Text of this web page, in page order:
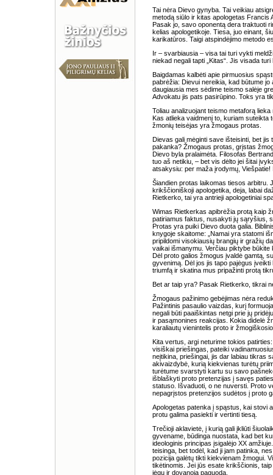
Tai nėra Dievo gynyba. Tai veikiau
metodą siūlo ir kitas apologetas Francis
Pasak jo, savo oponentą dera traktuoti
kelias apologetikoje. Tiesa, juo einant,
karikatūros. Taigi atspindėjimo metodo
Ir – svarbiausia – visa tai turi vykti
niekad negali tapti „Kitas“. Jis visada turi
Baigdamas kalbėti apie pirmuosius
pabrėžia: Dievui nereikia, kad būtume
daugiausia mes sėdime teismo salėje
Advokatu jis pats pasirūpino. Toks yra
Toliau analizuojant teismo metaforą
Kas atlieka vaidmenį to, kuriam suteikta
žmonių teisėjas yra žmogaus protas.
Dievas gali mėginti save išteisinti, bet
pakanka? Žmogaus protas, grįstas
Dievo byla pralaimėta. Filosofas
tuo aš netikiu, – bet vis dėlto jei šitai
atsakysiu: per maža įrodymų, Viešpatie!
Šiandien protas laikomas tiesos arbitru.
krikščioniškoji apologetika, deja, labai
Rietkerko, tai yra antrieji apologetiniai
Wimas Rietkerkas apibrėžia protą kaip
patiriamus faktus, nusakyti jų sąryšius,
Protas yra puiki Dievo duota galia.
knygoje skaitome: „Namai yra statomi
pripildomi visokiausių brangių ir gražių
vaikai išmanymu. Verčiau piktybe
Dėl proto galios žmogus įvaldė gamtą,
gyvenimą. Dėl jos jis tapo pajėgus
triumfą ir skatina mus pripažinti protą
Bet ar taip yra? Pasak Rietkerko, tikrai
Žmogaus pažinimo gebėjimas nėra
Pažintinis pasaulio vaizdas, kurį
negali būti paaiškintas netgi prie jų
ir pasąmonines reakcijas. Kokia didelė
karaliautų vienintelis proto ir
Kita vertus, argi neturime tokios
visiškai priešingas, pateiki
neįtikina, priešingai, jis dar labiau tikras
akivaizdybė, kurią kiekvienas turėtų
turėtume svarstyti kartu su savo
išblaškyti proto pretenzijas į savęs
statuso. Išvaduoti, o ne nuversti. Proto
nepagrįstos pretenzijos sudėtos į proto
Apologetas patenka į spąstus, kai stovi
protu galima pasiekti ir vertinti tiesą.
Trečioji aklavietė, į kurią gali įkliūti
gyvename, būdinga nuostata, kad bet
ideologinis principas įsigalėjo XX
teisinga, bet todėl, kad ji jam patinka,
pozicija galėtų tikti kiekvienam žmogui.
tikėtinomis. Jei jūs esate krikščionis,
jėgų ir dovanoja paguodą.